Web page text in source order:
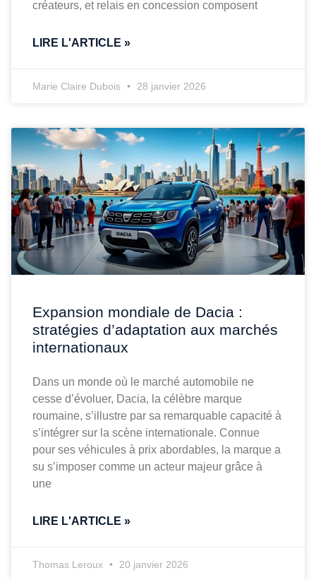
créateurs, et relais en concession composent
LIRE L'ARTICLE »
Marie Claire Dubois 28 janvier 2026
Expansion mondiale de Dacia :
stratégies d’adaptation aux marchés
internationaux
Dans un monde où le marché automobile ne
cesse d’évoluer, Dacia, la célèbre marque
roumaine, s’illustre par sa remarquable capacité à
s’intégrer sur la scène internationale. Connue
pour ses véhicules à prix abordables, la marque a
su s’imposer comme un acteur majeur grâce à
une
LIRE L'ARTICLE »
Thomas Leroux 20 janvier 2026